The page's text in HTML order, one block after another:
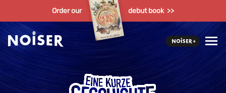
Order our debut book >>